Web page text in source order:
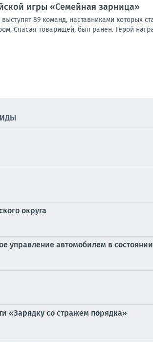
игры «Семейная зарница»
89 команд, наставниками которых
Спасая товарищей, был ранен. Герой
округа
управление автомобилем в
«Зарядку со стражем порядка»